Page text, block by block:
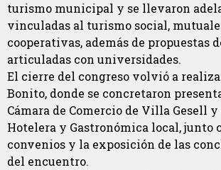
turismo municipal y se llevaron
vinculadas al turismo social,
cooperativas, además de propuestas
articuladas con universidades.
El cierre del congreso volvió a
Bonito, donde se concretaron
Cámara de Comercio de Villa Gesell y
Hotelera y Gastronómica local, junto
convenios y la exposición de las
del encuentro.